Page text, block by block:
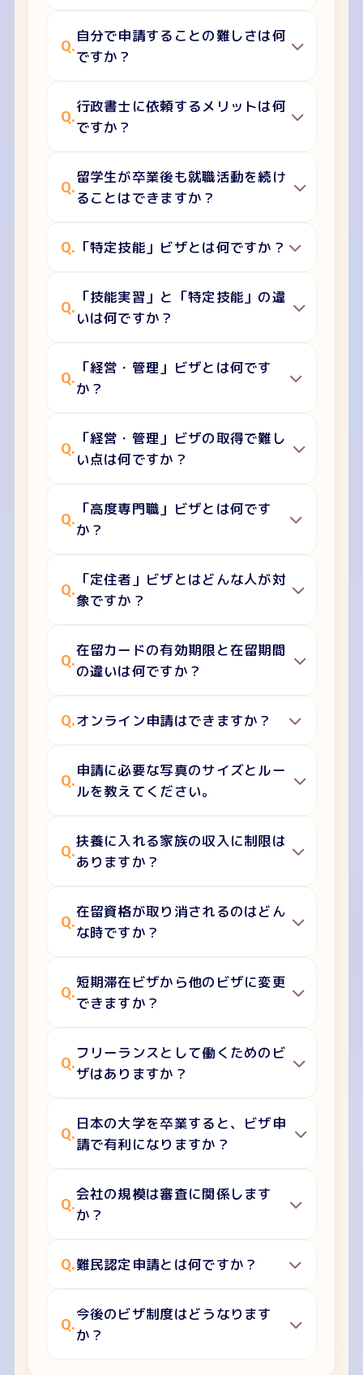
Q.
自分で申請することの難しさは何
ですか？
Q.
行政書士に依頼するメリットは何
ですか？
Q.
留学生が卒業後も就職活動を続け
ることはできますか？
Q. 「特定技能」ビザとは何ですか？
Q.
「技能実習」と「特定技能」の違
いは何ですか？
Q.
「経営・管理」ビザとは何です
か？
Q.
「経営・管理」ビザの取得で難し
い点は何ですか？
Q.
「高度専門職」ビザとは何です
か？
Q.
「定住者」ビザとはどんな人が対
象ですか？
Q.
在留カードの有効期限と在留期間
の違いは何ですか？
Q.オンライン申請はできますか？
Q.
申請に必要な写真のサイズとルー
ルを教えてください。
Q.
扶養に入れる家族の収入に制限は
ありますか？
Q.
在留資格が取り消されるのはどん
な時ですか？
Q.
短期滞在ビザから他のビザに変更
できますか？
Q.
フリーランスとして働くためのビ
ザはありますか？
Q.
日本の大学を卒業すると、ビザ申
請で有利になりますか？
Q.
会社の規模は審査に関係します
か？
Q.難民認定申請とは何ですか？
Q.
今後のビザ制度はどうなります
か？